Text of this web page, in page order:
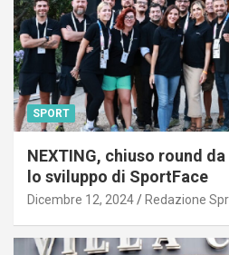
SPORT
NEXTING, chiuso round
lo sviluppo di SportFace
Dicembre 12, 2024 Redazione